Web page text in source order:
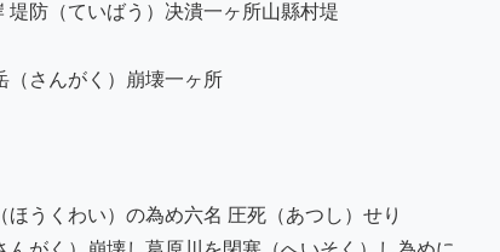
防（ていばう）决潰一ヶ所山縣村堤
（さんがく）崩壊一ヶ所
うくわい）の為め六名 圧死（あつし）せり